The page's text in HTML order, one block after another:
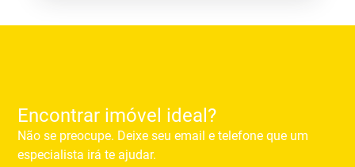
Encontrar imóvel ideal?
Não se preocupe. Deixe seu email e telefone que um
especialista irá te ajudar.